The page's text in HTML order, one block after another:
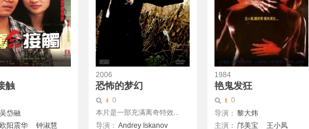
触
吴岱融
欧阳震华
钟淑慧
2006
恐怖的梦幻
0
本片是一部充满离奇特效...
导演： Andrey Iskanov
1984
艳鬼发狂
0
导演： 黎大炜
主演： 邝美宝
王小凤